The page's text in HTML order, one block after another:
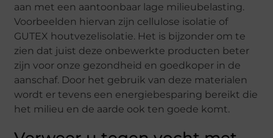
aan met een aantoonbaar lage milieubelasting.
Voorbeelden hiervan zijn cellulose isolatie of
GUTEX houtvezelisolatie. Het is bijzonder om te
zien dat juist deze onbewerkte producten beter
zijn voor onze gezondheid en goedkoper in de
aanschaf. Door het gebruik van deze materialen
wordt er tevens een energiebesparing bereikt die
het milieu en de aarde ook ten goede komt.